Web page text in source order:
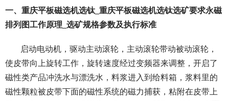
一、重庆平板磁选机选钛_重庆平板磁选机选钛选矿要求永磁
排列图工作原理_选矿规格参数及执行标准
启动电动机，驱动主动滚轮，主动滚轮带动被动滚轮，
使皮带向上旋转工作，旋转速度经过变频器来调整，开启了
磁性类产品冲洗水与漂洗水，料浆进入到给料箱，浆料里的
磁性颗粒被皮带下面的磁性系统的磁力捕获，粘附在皮带上